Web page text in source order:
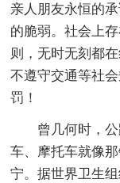
亲人朋友永恒的
的脆弱。社会上
则，无时无刻都
不遵守交通等社
罚！
曾几何时，
车、摩托车就像
宁。据世界卫生